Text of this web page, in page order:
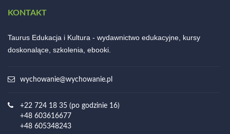
KONTAKT
Taurus Edukacja i Kultura - wydawnictwo edukacyjne, kursy
doskonalące, szkolenia, ebooki.
wychowanie@wychowanie.pl
+22 724 18 35 (po godzinie 16)
+48 603616677
+48 605348243